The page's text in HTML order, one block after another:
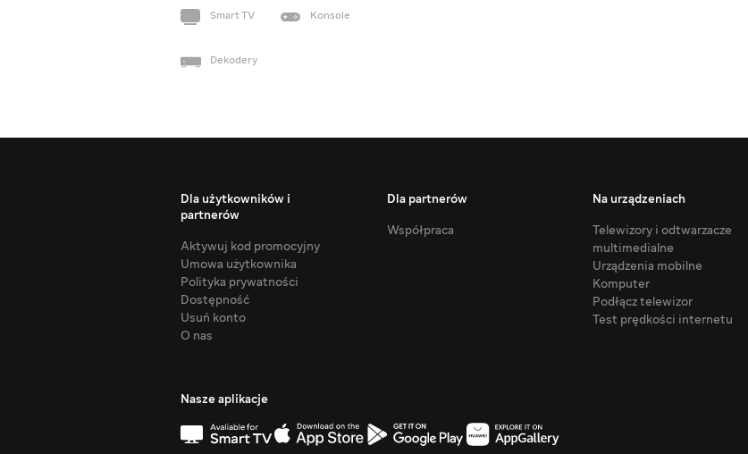
Smart TV Konsole
Dekodery
Dla użytkowników i
partnerów
Aktywuj kod promocyjny
Umowa użytkownika
Polityka prywatności
Dostępność
Usuń konto
O nas
Dla partnerów
Współpraca
Na urządzeniach
Telewizory i odtwarzacze
multimedialne
Urządzenia mobilne
Komputer
Podłącz telewizor
Test prędkości internetu
Nasze aplikacje